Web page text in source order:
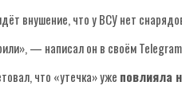
внушение, что у ВСУ нет
— написал он в своём
что «утечка» уже повлияла